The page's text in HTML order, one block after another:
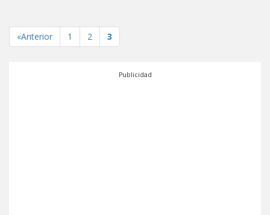
«Anterior 1 2 3
Publicidad